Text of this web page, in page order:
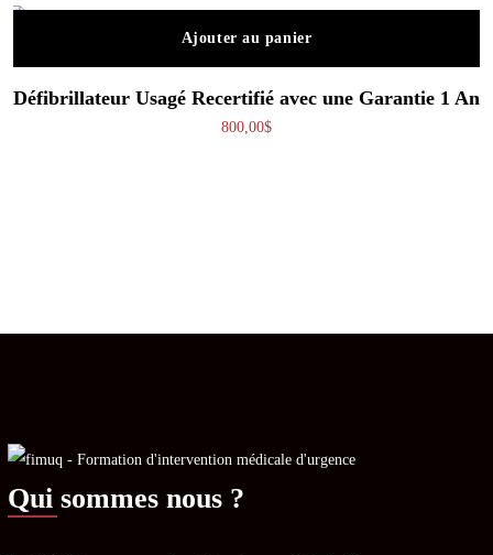
Ajouter au panier
Défibrillateur Usagé Recertifié avec une Garantie 1 An
800,00$
Qui sommes nous ?